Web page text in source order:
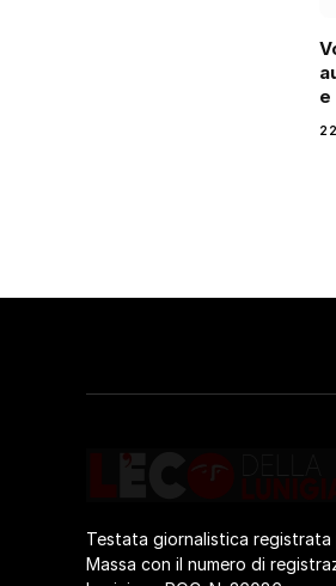
e
Testata giornalistica registrata
Massa con il numero di